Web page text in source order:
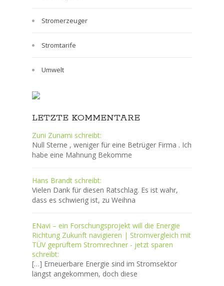
Stromerzeuger
Stromtarife
Umwelt
LETZTE KOMMENTARE
Zuni Zunami schreibt:
Null Sterne , weniger für eine Betrüger Firma . Ich
habe eine Mahnung Bekomme
Hans Brandt schreibt:
Vielen Dank für diesen Ratschlag. Es ist wahr,
dass es schwierig ist, zu Weihna
ENavi – ein Forschungsprojekt will die Energie
Richtung Zukunft navigieren | Stromvergleich mit
TÜV geprüftem Stromrechner - jetzt sparen
schreibt:
[…] Erneuerbare Energie sind im Stromsektor
längst angekommen, doch diese